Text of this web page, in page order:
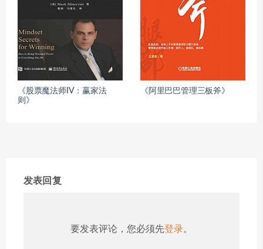
《股票魔法师IV：赢家法
则》
《阿里巴巴管理三板斧》
发表回复
要发表评论，您必须先登录。